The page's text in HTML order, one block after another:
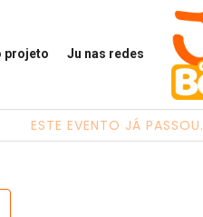
projeto Ju nas redes
ESTE EVENTO JÁ PASSOU.